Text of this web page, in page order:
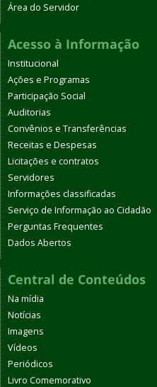
Área do Servidor
Acesso à Informação
Institucional
Ações e Programas
Participação Social
Auditorias
Convênios e Transferências
Receitas e Despesas
Licitações e contratos
Servidores
Informações classificadas
Serviço de Informação ao Cidadão
Perguntas Frequentes
Dados Abertos
Central de Conteúdos
Na mídia
Notícias
Imagens
Vídeos
Periódicos
Livro Comemorativo